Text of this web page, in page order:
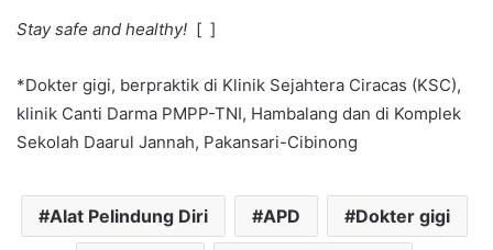
Stay safe and healthy! [ ]
*Dokter gigi, berpraktik di Klinik Sejahtera Ciracas (KSC),
klinik Canti Darma PMPP-TNI, Hambalang dan di Komplek
Sekolah Daarul Jannah, Pakansari-Cibinong
Alat Pelindung Diri APD Dokter gigi